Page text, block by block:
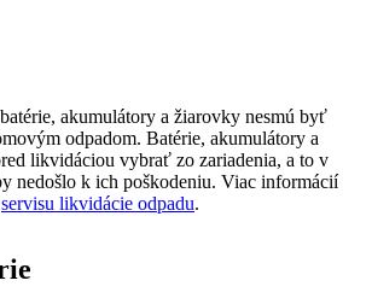
akumulátory a žiarovky nesmú byť
odpadom. Batérie, akumulátory a
likvidáciou vybrať zo zariadenia, a to v
nedošlo k ich poškodeniu. Viac informácií
servisu likvidácie odpadu.